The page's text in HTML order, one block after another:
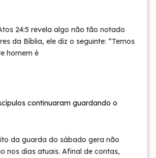
24:5 revela algo não tão notado
da Bíblia, ele diz o seguinte: “Temos
homem é
continuaram guardando o
da guarda do sábado gera não
nos dias atuais. Afinal de contas,